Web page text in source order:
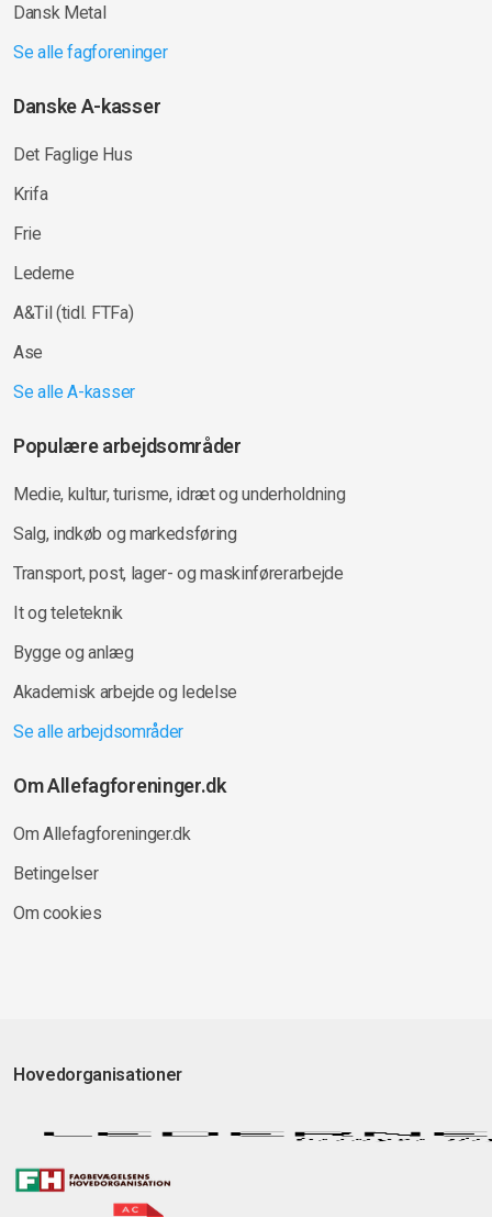
Dansk Metal
Se alle fagforeninger
Danske A-kasser
Det Faglige Hus
Krifa
Frie
Lederne
A&Til (tidl. FTFa)
Ase
Se alle A-kasser
Populære arbejdsområder
Medie, kultur, turisme, idræt og underholdning
Salg, indkøb og markedsføring
Transport, post, lager- og maskinførerarbejde
It og teleteknik
Bygge og anlæg
Akademisk arbejde og ledelse
Se alle arbejdsområder
Om Allefagforeninger.dk
Om Allefagforeninger.dk
Betingelser
Om cookies
Hovedorganisationer